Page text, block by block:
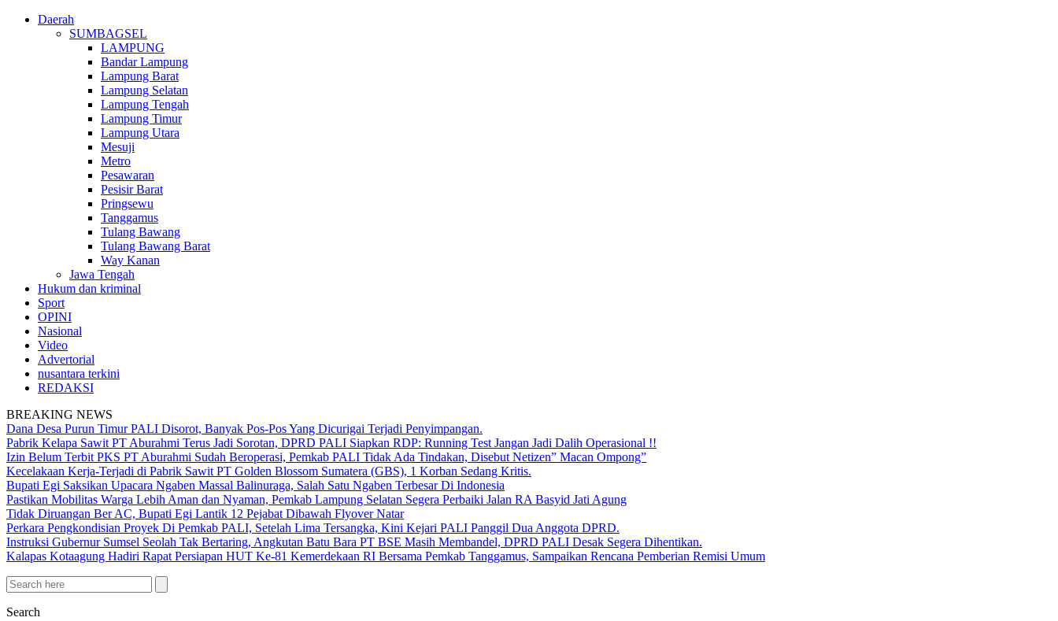
Daerah
SUMBAGSEL
LAMPUNG
Bandar Lampung
Lampung Barat
Lampung Selatan
Lampung Tengah
Lampung Timur
Lampung Utara
Mesuji
Metro
Pesawaran
Pesisir Barat
Pringsewu
Tanggamus
Tulang Bawang
Tulang Bawang Barat
Way Kanan
Jawa Tengah
Hukum dan kriminal
Sport
OPINI
Nasional
Video
Advertorial
nusantara terkini
REDAKSI
BREAKING NEWS
Dana Desa Purun Timur PALI Disorot, Banyak Pos-Pos Yang Dicurigai Terjadi Penyimpangan.
Pabrik Kelapa Sawit PT Aburahmi Terus Jadi Sorotan, DPRD PALI Siapkan RDP: Running Test Jangan Jadi Dalih Operasional !!
Izin Belum Terbit PKS PT Aburahmi Sudah Beroperasi, Pemkab PALI Tidak Ada Tindakan, Disebut Netizen” Macan Ompong”
Kecelakaan Kerja-Terjadi di Pabrik Sawit PT Golden Blossom Sumatera (GBS), 1 Korban Sedang Kritis.
Bupati Egi Saksikan Upacara Ngaben Massal Balinuraga, Salah Satu Ngaben Terbesar Di Indonesia
Pastikan Mobilitas Warga Lebih Aman dan Nyaman, Pemkab Lampung Selatan Segera Perbaiki Jalan RA Basyid Jati Agung
Tidak Diruangan Ber AC, Bupati Egi Lantik 12 Pejabat Dibawah Flyover Natar
Perkara Pengkondisian Proyek Di Pemkab PALI, Setelah Lima Tersangka, Kini Kejari PALI Panggil Dua Anggota DPRD.
Instruksi Gubernur Sumsel Seolah Tak Bertaring, Angkutan Batu Bara PT BSE Masih Membandel, DPRD PALI Desak Segera Dihentikan.
Kalapas Kotaagung Hadiri Rapat Persiapan HUT Ke-81 Kemerdekaan RI Bersama Pemkab Tanggamus, Sampaikan Rencana Pemberian Remisi Umum
Search